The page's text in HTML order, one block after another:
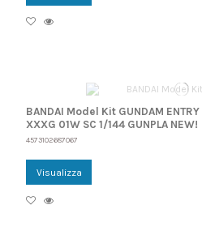
BANDAI Model Kit GUNDAM ENTRY
XXXG 01W SC 1/144 GUNPLA NEW!
4573102687067
Visualizza